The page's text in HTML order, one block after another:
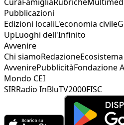
Pubblicazioni
Edizioni localiL'economia civile
UpLuoghi dell'Infinito
Avvenire
Chi siamoRedazioneEcosistema
AvvenirePubblicitàFondazione
Mondo CEI
SIRRadio InBluTV2000FISC